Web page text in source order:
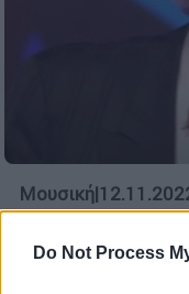
Do Not Process
Μουσική|